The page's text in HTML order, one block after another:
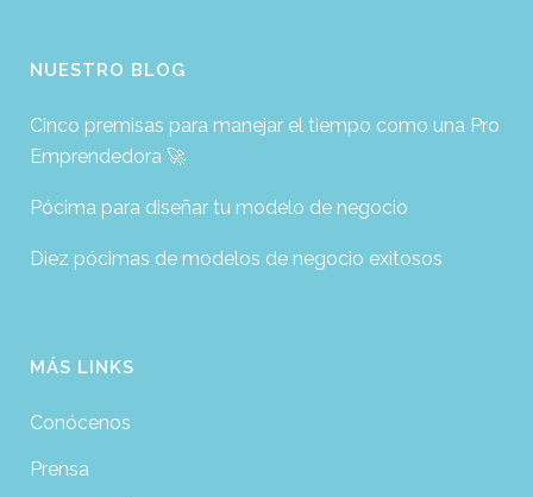
NUESTRO BLOG
Cinco premisas para manejar el tiempo como una Pro
Emprendedora 🚀
Pócima para diseñar tu modelo de negocio
Diez pócimas de modelos de negocio exitosos
MÁS LINKS
Conócenos
Prensa